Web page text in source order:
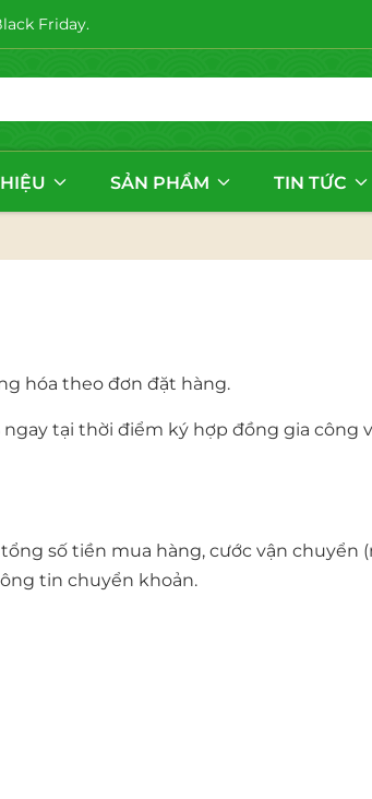
Friday.
SẢN PHẨM TIN TỨC
hóa theo đơn đặt hàng.
tại thời điểm ký hợp đồng gia công
số tiền mua hàng, cước vận chuyển
tin chuyển khoản.